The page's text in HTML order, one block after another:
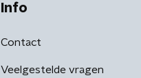
Info
Contact
Veelgestelde vragen